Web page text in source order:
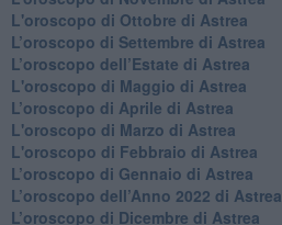
L'oroscopo di Ottobre di Astrea
​L’oroscopo di Settembre di Astrea
​L’oroscopo dell’Estate di Astrea
L'oroscopo di Maggio di Astrea
​L’oroscopo di Aprile di Astrea
L'oroscopo di Marzo di Astrea
L'oroscopo di Febbraio di Astrea
​L’oroscopo di Gennaio di Astrea
​L’oroscopo dell’Anno 2022 di Astrea
​L’oroscopo di Dicembre di Astrea